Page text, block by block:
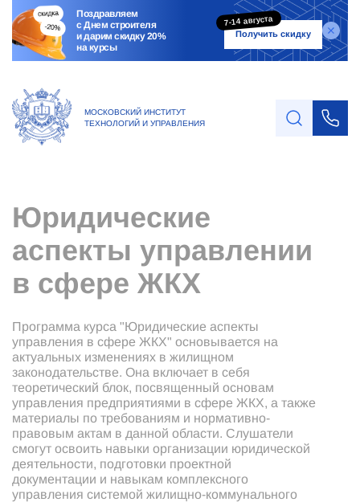
Поздравляем
с Днем строителя
и дарим скидку 20%
на курсы
7-14 августа
Получить скидку
МОСКОВСКИЙ ИНСТИТУТ
ТЕХНОЛОГИЙ И УПРАВЛЕНИЯ
Юридические
аспекты управлении
в сфере ЖКХ
Программа курса "Юридические аспекты
управления в сфере ЖКХ" основывается на
актуальных изменениях в жилищном
законодательстве. Она включает в себя
теоретический блок, посвященный основам
управления предприятиями в сфере ЖКХ, а также
материалы по требованиям и нормативно-
правовым актам в данной области. Слушатели
смогут освоить навыки организации юридической
деятельности, подготовки проектной
документации и навыкам комплексного
управления системой жилищно-коммунального